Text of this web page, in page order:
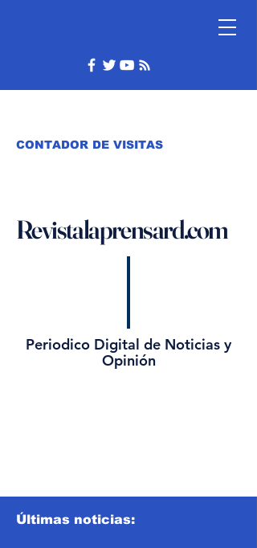
CONTADOR DE VISITAS
Revistalaprensard.com
Periodico Digital de Noticias y
Opinión
Últimas noticias: